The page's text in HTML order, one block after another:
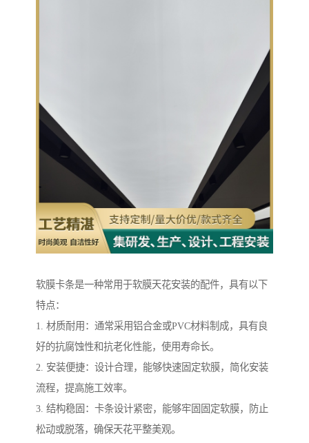
软膜卡条是一种常用于软膜天花安装的配件，具有以下
特点：
1. 材质耐用：通常采用铝合金或PVC材料制成，具有良
好的抗腐蚀性和抗老化性能，使用寿命长。
2. 安装便捷：设计合理，能够快速固定软膜，简化安装
流程，提高施工效率。
3. 结构稳固：卡条设计紧密，能够牢固固定软膜，防止
松动或脱落，确保天花平整美观。